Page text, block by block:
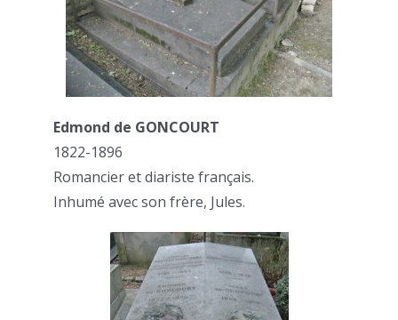
Edmond de GONCOURT
1822-1896
Romancier et diariste français.
Inhumé avec son frère, Jules.